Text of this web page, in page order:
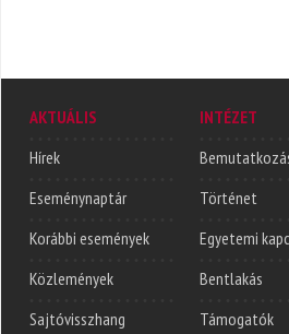
AKTUÁLIS
Hírek
Eseménynaptár
Korábbi események
Közlemények
Sajtóvisszhang
INTÉZET
Történet
Egyetemi
Bentlakás
Támogatók